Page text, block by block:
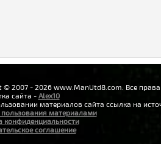
© 2007 - 2026 www.ManUtd8.com. Все
сайта - Alex10
материалов сайта ссылка на
материалами
конфиденциальности
соглашение